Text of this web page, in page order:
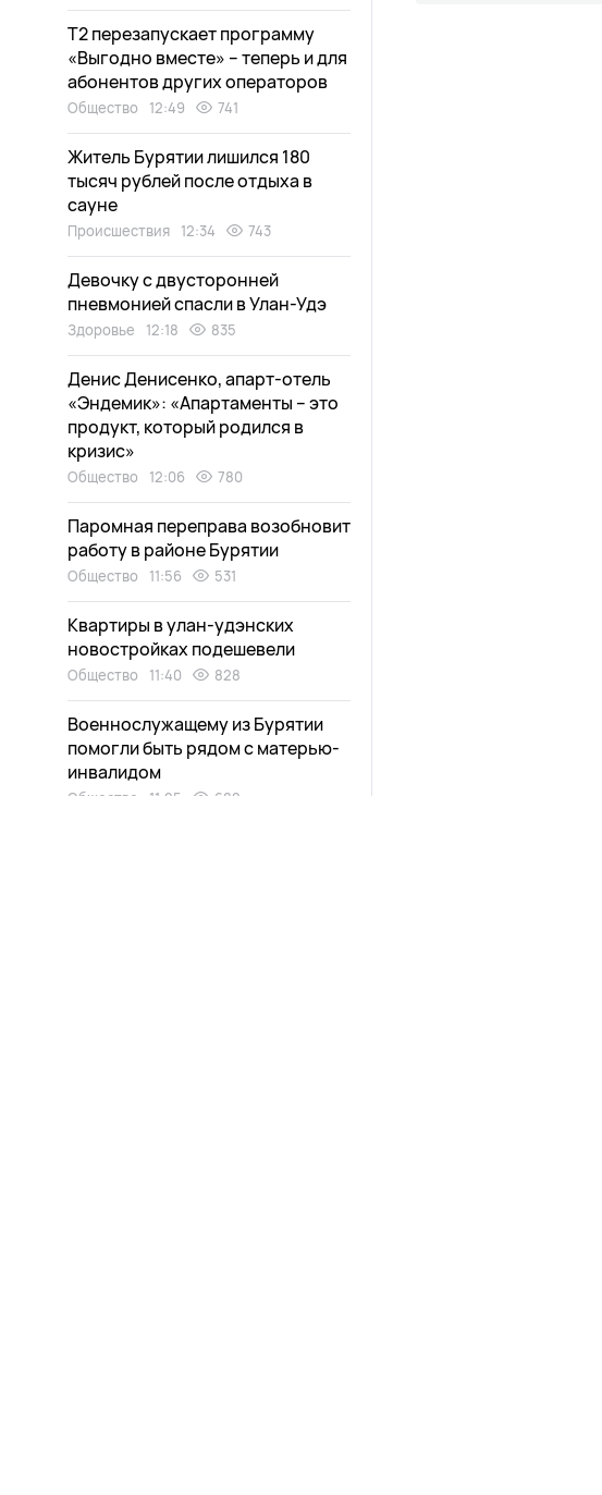
Т2 перезапускает программу
«Выгодно вместе» – теперь и для
абонентов других операторов
Общество 12:49 741
Житель Бурятии лишился 180
тысяч рублей после отдыха в
сауне
Происшествия 12:34 743
Девочку с двусторонней
пневмонией спасли в Улан-Удэ
Здоровье 12:18 835
Денис Денисенко, апарт-отель
«Эндемик»: «Апартаменты – это
продукт, который родился в
кризис»
Общество 12:06 780
Паромная переправа возобновит
работу в районе Бурятии
Общество 11:56 531
Квартиры в улан-удэнских
новостройках подешевели
Общество 11:40 828
Военнослужащему из Бурятии
помогли быть рядом с матерью-
инвалидом
Общество 11:25 682